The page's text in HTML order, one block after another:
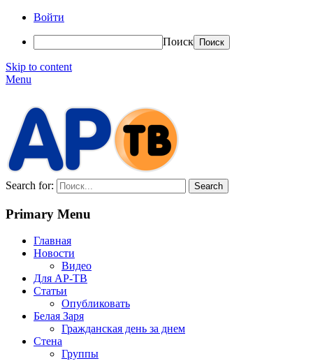
Войти
Поиск
Skip to content
Menu
Search for:
Primary Menu
Главная
Новости
Видео
Для АР-ТВ
Статьи
Опубликовать
Белая Заря
Гражданская день за днем
Стена
Группы